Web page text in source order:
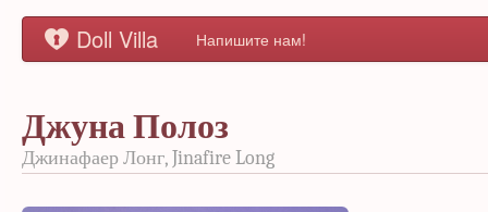
Doll Villa Напишите нам!
Джуна Полоз
Джинафаер Лонг, Jinafire Long